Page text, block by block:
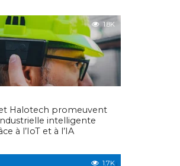
1.8K
Halotech promeuvent
intelligente
à l’IoT et à l’IA
1.7K